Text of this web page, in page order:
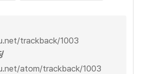
trackback/1003
atom/trackback/1003